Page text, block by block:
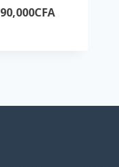
Le
90,000CFALe